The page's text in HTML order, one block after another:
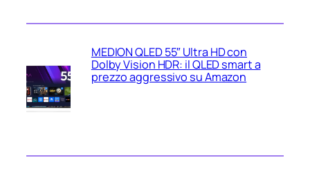
MEDION QLED 55″ Ultra HD con
Dolby Vision HDR: il QLED smart a
prezzo aggressivo su Amazon